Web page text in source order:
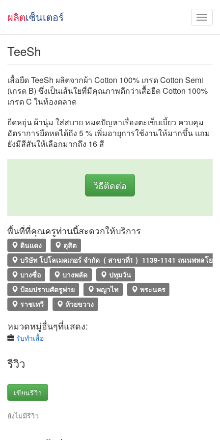
ผลิตเซ็นเตอร์
TeeSh
เสื้อยืด TeeSh ผลิตจากผ้า Cotton 100% เกรด Cotton Semi
(เกรด B) ซึ่งเป็นเส้นใยที่มีคุณภาพดีกว่าเสื้อยืด Cotton 100%
เกรด C ในท้องตลาด
ยืดหยุ่น ผ้านุ่ม ใส่สบาย หมดปัญหาเรื่องตะเข็บเบี้ยว ควบคุม
อัตราการยืดหดได้ถึง 5 % เพิ่มอายุการใช้งานให้มากขึ้น แถม
ยังมีสีสันให้เลือกมากถึง 16 สี
วิธีติดต่อ
พื้นที่ที่คุณครูท่านนี้สะดวกให้บริการ
ดินแดง
ดุสิต
บริษัท โปโลเมคเกอร์ จำกัด ( สาขาที่1 ) 1139-1141 ถนนพหลโย
บางซื่อ
บางพลัด
ปทุมวัน
ป้อมปราบศัตรูพ่าย
พญาไท
พระนคร
ราชเทวี
ห้วยขวาง
หมวดหมู่อื่นๆที่แสดง:
รับทำเสื้อ
รีวิว
เขียนรีวิว
ยังไม่มีรีวิว